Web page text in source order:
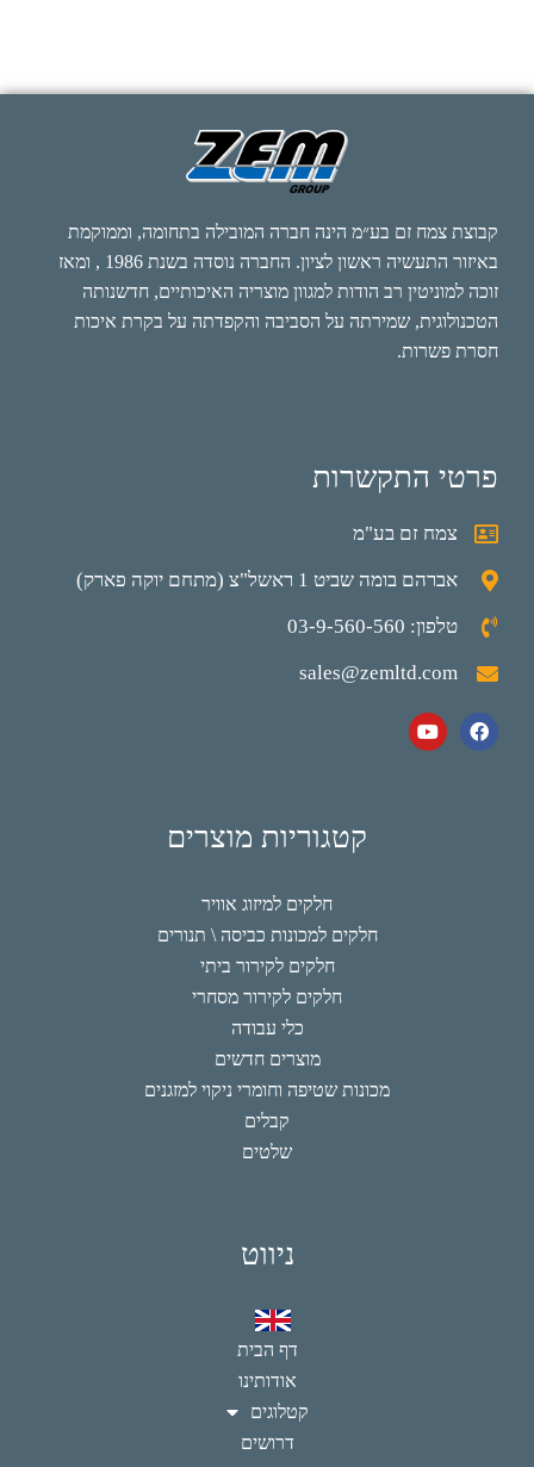
קבוצת צמח זם בע״מ הינה חברה המובילה בתחומה, וממוקמת
באיזור התעשיה ראשון לציון. החברה נוסדה בשנת 1986 , ומאז
זוכה למוניטין רב הודות למגוון מוצריה האיכותיים, חדשנותה
הטכנולוגית, שמירתה על הסביבה והקפדתה על בקרת איכות
חסרת פשרות.
פרטי התקשרות
צמח זם בע"מ
אברהם בומה שביט 1 ראשל"צ (מתחם יוקה פארק)
טלפון: 03-9-560-560
sales@zemltd.com
קטגוריות מוצרים
חלקים למיזוג אוויר
חלקים למכונות כביסה \ תנורים
חלקים לקירור ביתי
חלקים לקירור מסחרי
כלי עבודה
מוצרים חדשים
מכונות שטיפה וחומרי ניקוי למזגנים
קבלים
שלטים
ניווט
דף הבית
אודותינו
קטלוגים
דרושים